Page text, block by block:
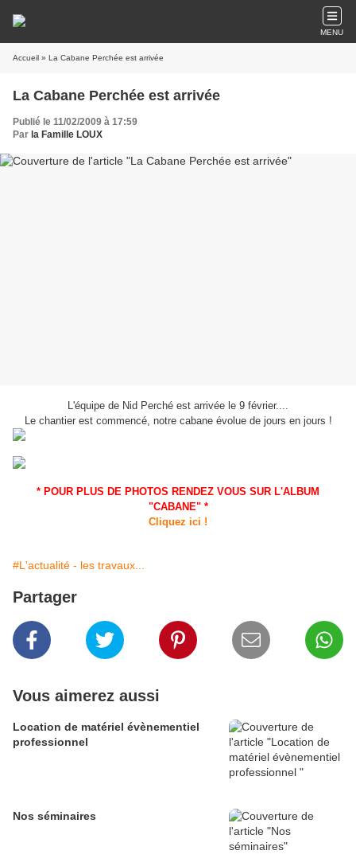
MENU
Accueil » La Cabane Perchée est arrivée
La Cabane Perchée est arrivée
Publié le 11/02/2009 à 17:59
Par la Famille LOUX
L'équipe de Nid Perché est arrivée le 9 février....
Le chantier est commencé, notre cabane évolue de jours en jours !
* POUR PLUS DE PHOTOS RENDEZ VOUS SUR L'ALBUM
"CABANE" *
Cliquez ici !
#L'actualité - les travaux...
Partager
Vous aimerez aussi
Location de matériel évènementiel
professionnel
Nos séminaires